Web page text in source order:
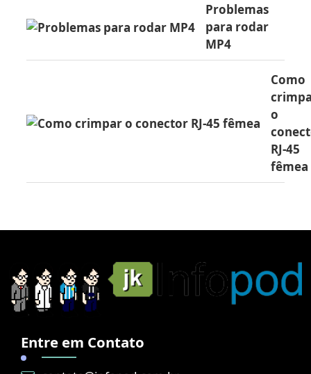
Problemas
para rodar
MP4
Como
o
RJ-45
fêmea
Entre em Contato